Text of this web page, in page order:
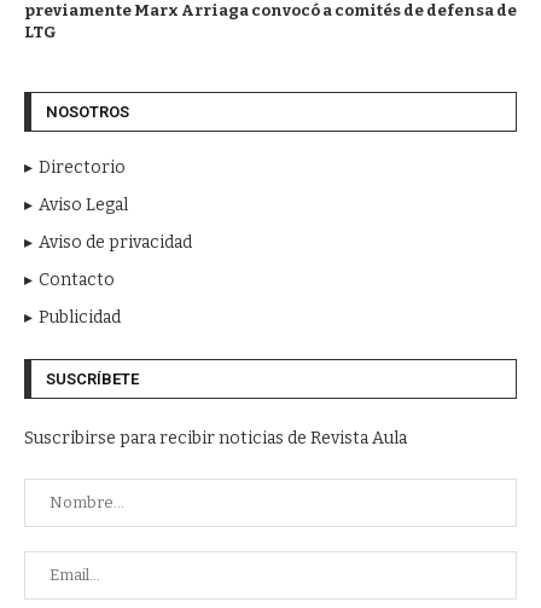
previamente Marx Arriaga convocó a comités de defensa de
LTG
NOSOTROS
Directorio
Aviso Legal
Aviso de privacidad
Contacto
Publicidad
SUSCRÍBETE
Suscribirse para recibir noticias de Revista Aula